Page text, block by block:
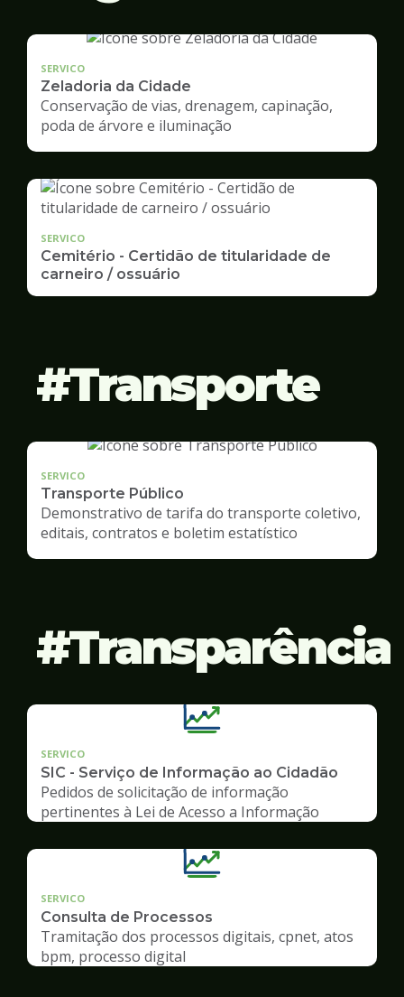
SERVICO
Zeladoria da Cidade
Conservação de vias, drenagem, capinação,
poda de árvore e iluminação
SERVICO
Cemitério - Certidão de titularidade de
carneiro / ossuário
Transporte
SERVICO
Transporte Público
Demonstrativo de tarifa do transporte coletivo,
editais, contratos e boletim estatístico
Transparência
SERVICO
SIC - Serviço de Informação ao Cidadão
Pedidos de solicitação de informação
pertinentes à Lei de Acesso a Informação
SERVICO
Consulta de Processos
Tramitação dos processos digitais, cpnet, atos
bpm, processo digital